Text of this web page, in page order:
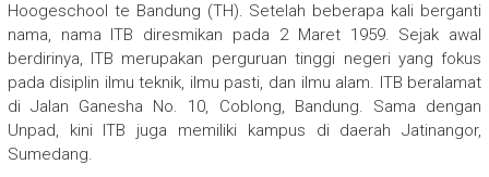
Hoogeschool te Bandung (TH). Setelah beberapa kali berganti
nama, nama ITB diresmikan pada 2 Maret 1959. Sejak awal
berdirinya, ITB merupakan perguruan tinggi negeri yang fokus
pada disiplin ilmu teknik, ilmu pasti, dan ilmu alam. ITB beralamat
di Jalan Ganesha No. 10, Coblong, Bandung. Sama dengan
Unpad, kini ITB juga memiliki kampus di daerah Jatinangor,
Sumedang.